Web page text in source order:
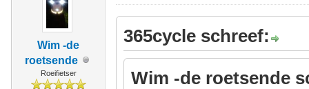
Wim -de
roetsende
Roeifietser
365cycle schreef:
Wim -de roetsende